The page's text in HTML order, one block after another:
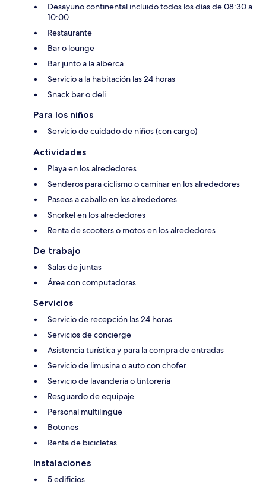
Desayuno continental incluido todos los días de 08:30 a
10:00
Restaurante
Bar o lounge
Bar junto a la alberca
Servicio a la habitación las 24 horas
Snack bar o deli
Para los niños
Servicio de cuidado de niños (con cargo)
Actividades
Playa en los alrededores
Senderos para ciclismo o caminar en los alrededores
Paseos a caballo en los alrededores
Snorkel en los alrededores
Renta de scooters o motos en los alrededores
De trabajo
Salas de juntas
Área con computadoras
Servicios
Servicio de recepción las 24 horas
Servicios de concierge
Asistencia turística y para la compra de entradas
Servicio de limusina o auto con chofer
Servicio de lavandería o tintorería
Resguardo de equipaje
Personal multilingüe
Botones
Renta de bicicletas
Instalaciones
5 edificios